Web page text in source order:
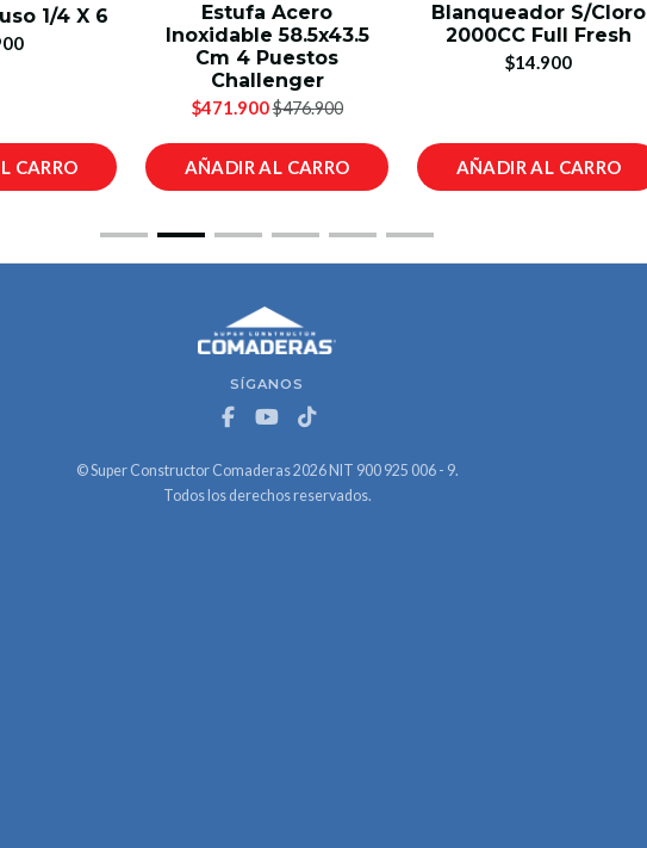
1/4 X 6
CARRO
Estufa Acero
Inoxidable 58.5x43.5
Cm 4 Puestos
Challenger
$471.900$476.900
AÑADIR AL CARRO
Blanqueador S/Cloro
2000CC Full Fresh
$14.900
AÑADIR AL CARRO
SÍGANOS
© Super Constructor Comaderas 2026 NIT 900 925 006 - 9.
Todos los derechos reservados.